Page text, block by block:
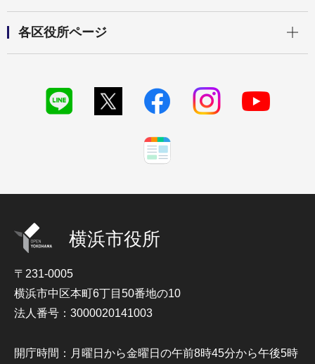
各区役所ページ
横浜市役所
〒231-0005
横浜市中区本町6丁目50番地の10
法人番号：3000020141003
開庁時間：月曜日から金曜日の午前8時45分から午後5時